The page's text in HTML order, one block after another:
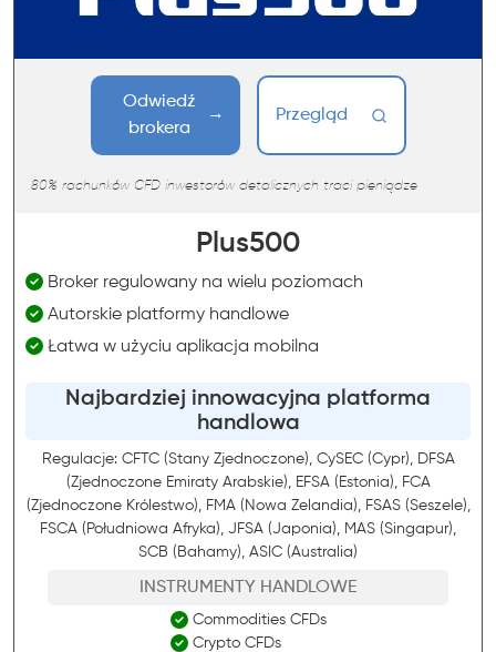
Odwiedź
brokera
Przegląd
80% rachunków CFD inwestorów detalicznych traci pieniądze
Plus500
Broker regulowany na wielu poziomach
Autorskie platformy handlowe
Łatwa w użyciu aplikacja mobilna
Najbardziej innowacyjna platforma
handlowa
Regulacje: CFTC (Stany Zjednoczone), CySEC (Cypr), DFSA
(Zjednoczone Emiraty Arabskie), EFSA (Estonia), FCA
(Zjednoczone Królestwo), FMA (Nowa Zelandia), FSAS (Seszele),
FSCA (Południowa Afryka), JFSA (Japonia), MAS (Singapur),
SCB (Bahamy), ASIC (Australia)
INSTRUMENTY HANDLOWE
Commodities CFDs
Crypto CFDs